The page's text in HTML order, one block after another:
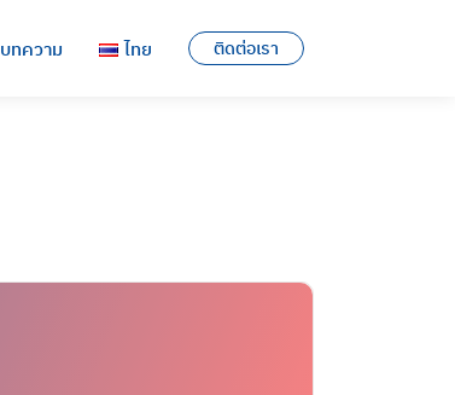
บทความ ไทย ติดต่อเรา